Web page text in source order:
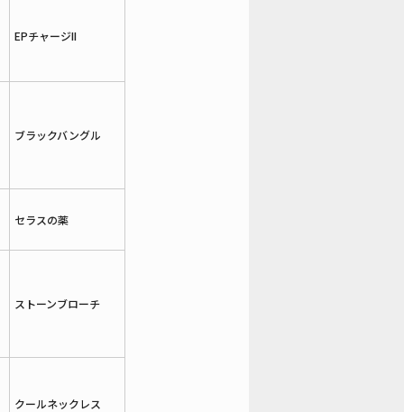
EPチャージII
ブラックバングル
セラスの薬
ストーンブローチ
クールネックレス